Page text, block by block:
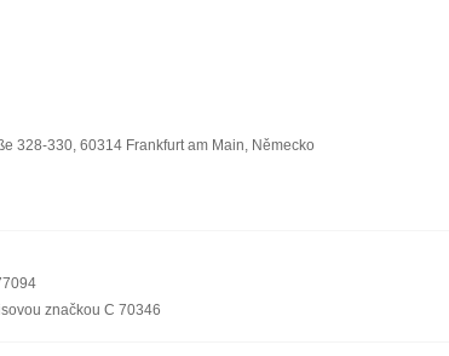
328-330, 60314 Frankfurt am Main, Německo
značkou C 70346